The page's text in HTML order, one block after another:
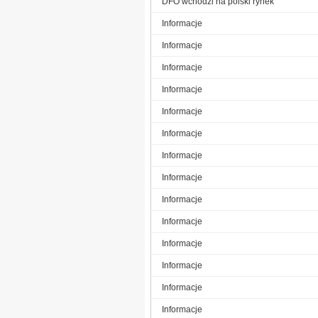
Informacje
Informacje
Informacje
Informacje
Informacje
Informacje
Informacje
Informacje
Informacje
Informacje
Informacje
Informacje
Informacje
Informacje